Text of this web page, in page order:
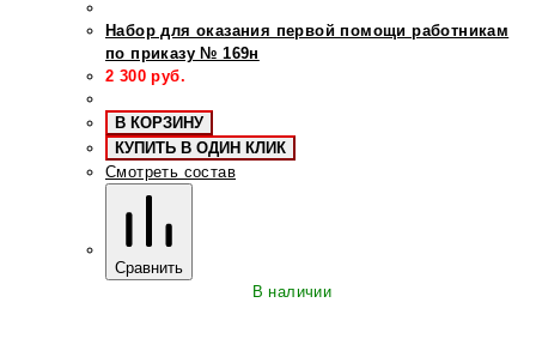
Набор для оказания первой помощи работникам
по приказу № 169н
2 300 руб.
В КОРЗИНУ
КУПИТЬ В ОДИН КЛИК
Смотреть состав
Сравнить
В наличии